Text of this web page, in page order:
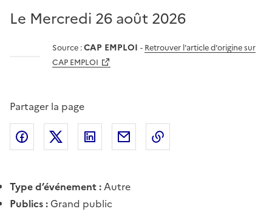
Le Mercredi 26 août 2026
Source :CAP EMPLOI - Retrouver l'article d'origine sur
CAP EMPLOI
Partager la page
Partager l'article surFacebook
Partager l'article sur X (anciennement
Partager l'article sur
Partager l'article par courriel
Type d’événement :Autre
Publics :Grand public